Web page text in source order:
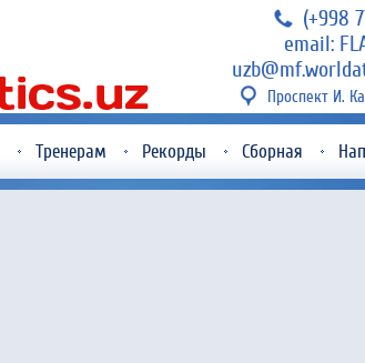
(+998
email:
Проспект И.
Тренерам Рекорды Сборная